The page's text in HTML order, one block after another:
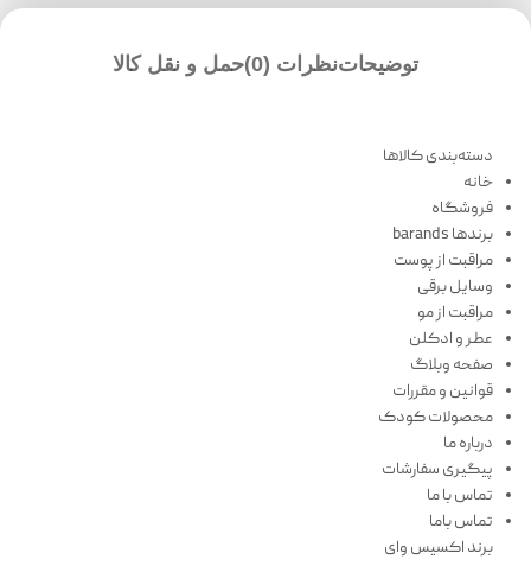
توضیحاتنظرات (0) حمل و نقل کالا
دسته‌بندی کالاها
خانه
فروشگاه
برندها barands
مراقبت از پوست
وسایل برقی
مراقبت از مو
عطر و ادکلن
صفحه وبلاگ
قوانین و مقررات
محصولات کودک
درباره ما
پیگیری سفارشات
تماس با ما
تماس باما
برند اکسیس وای